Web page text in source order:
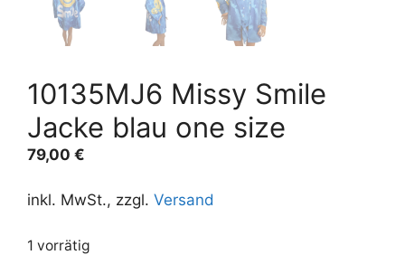
10135MJ6 Missy Smile
Jacke blau one size
79,00 €
inkl. MwSt., zzgl. Versand
1 vorrätig